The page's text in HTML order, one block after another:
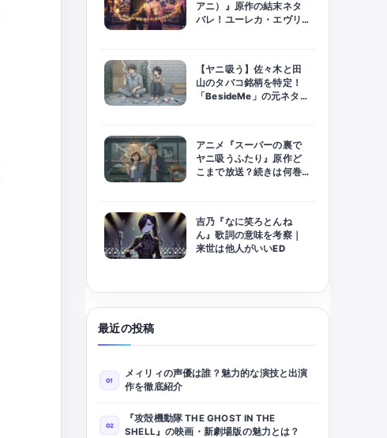
アニ）』原作の結末ネタ
バレ！ユーレカ・エヴリ
【ヤニ吸う】佐々木と田
山のタバコ銘柄を特定！
「BesideMe」の元ネタに
アニメ『スーパーの裏で
ヤニ吸うふたり』原作ど
こまで放送？続きは何巻
吉乃『なに笑ろとんね
ん』歌詞の意味を考察｜
来世は他人がいいED
最近の投稿
メィリィの声優は誰？魅力的な演技と出演
作を徹底紹介
『攻殻機動隊 THE GHOST IN THE
SHELL』の映画・新劇場版の魅力とは？